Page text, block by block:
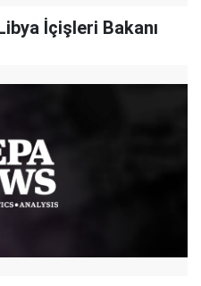
İçişleri Bakanı